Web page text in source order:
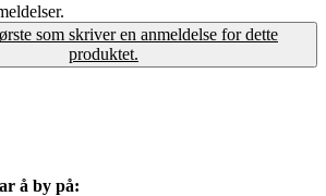
som skriver en anmeldelse for dette
produktet.
å by på: